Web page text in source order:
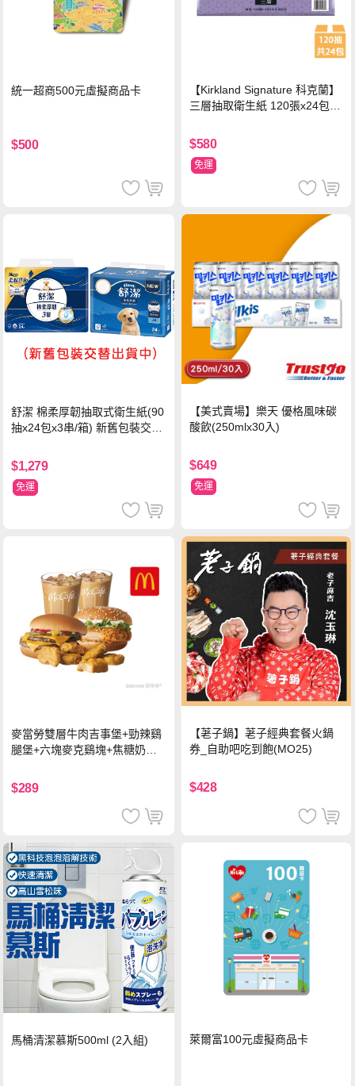
統一超商500元虛擬商品卡
$500
【Kirkland Signature 科克蘭】
三層抽取衛生紙 120張x24包x1
$580
免運
舒潔 棉柔厚韌抽取式衛生紙(90
抽x24包x3串/箱) 新舊包裝交替
$1,279
免運
【美式賣場】樂天 優格風味碳
酸飲(250mlx30入)
$649
免運
麥當勞雙層牛肉吉事堡+勁辣鷄
腿堡+六塊麥克鷄塊+焦糖奶茶
$289
【荖子鍋】荖子經典套餐火鍋
券_自助吧吃到飽(MO25)
$428
馬桶清潔慕斯500ml (2入組) 萊爾富100元虛擬商品卡